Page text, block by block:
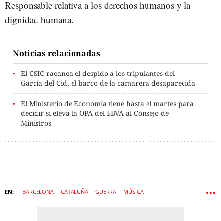
Responsable relativa a los derechos humanos y la
dignidad humana.
Noticias relacionadas
El CSIC racanea el despido a los tripulantes del
García del Cid, el barco de la camarera desaparecida
El Ministerio de Economía tiene hasta el martes para
decidir si eleva la OPA del BBVA al Consejo de
Ministros
BARCELONA CATALUÑA GUERRA MÚSICA